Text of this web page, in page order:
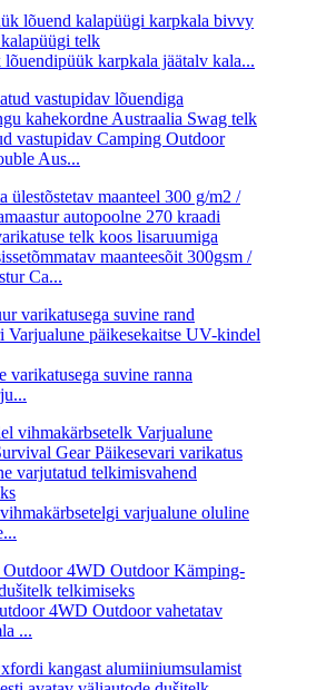
karpkala jäätalv kala...
vastupidav Camping Outdoor
Aus...
maanteesõit 300gsm /
Ca...
varikatusega suvine ranna
varjualune oluline
4WD Outdoor vahetatav
...